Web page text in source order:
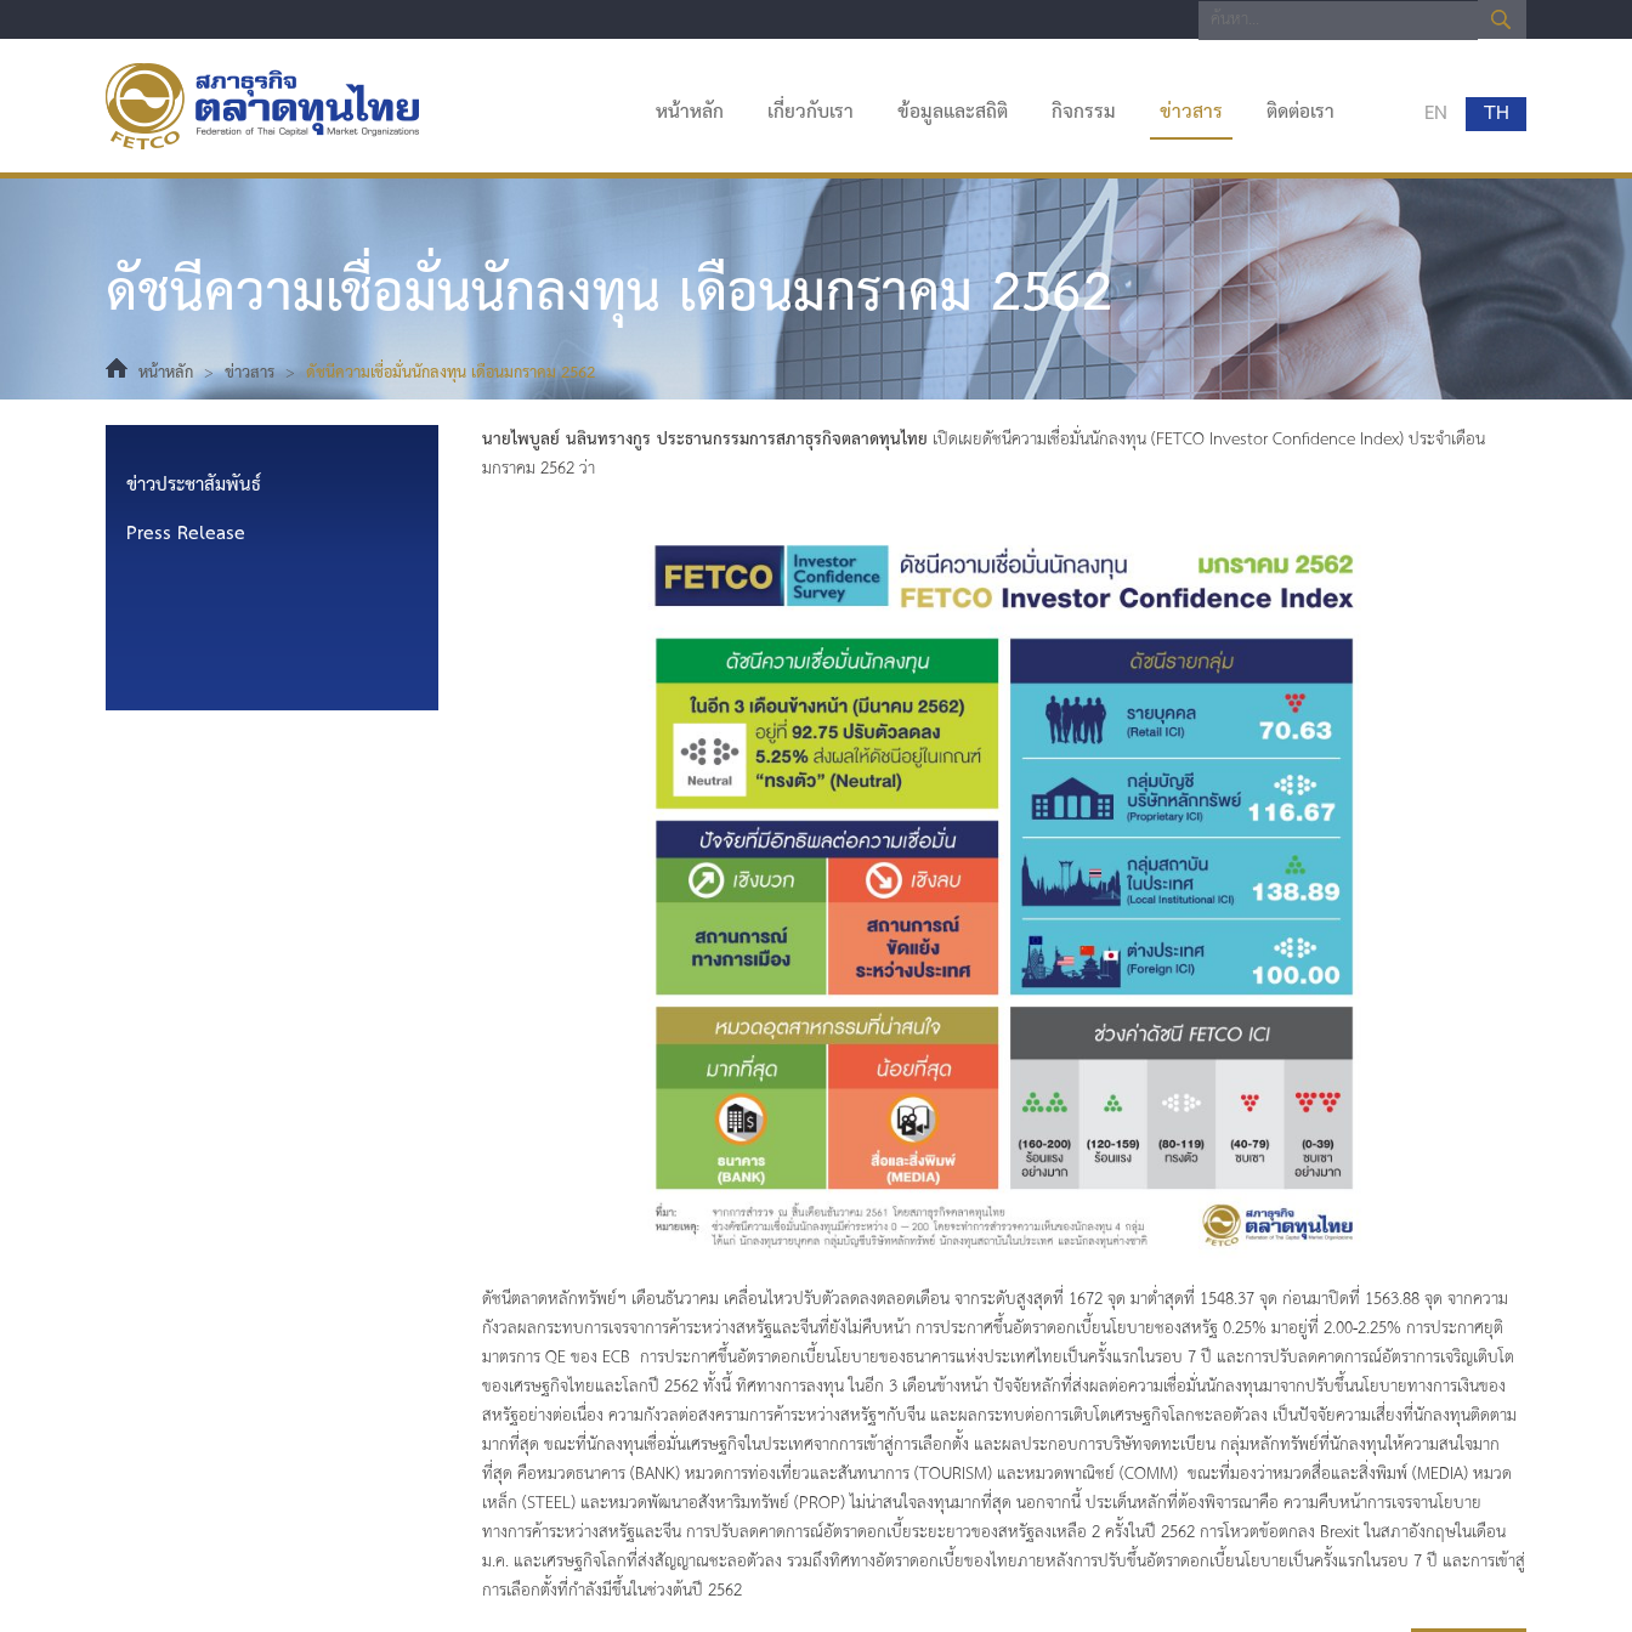
หน้าหลัก เกี่ยวกับเรา ข้อมูลและสถิติ กิจกรรม ข่าวสาร ติดต่อเรา EN TH
ข่าวประชาสัมพันธ์
Press Release
ดัชนีความเชื่อมั่นนักลงทุน เดือนมกราคม 2562
หน้าหลัก>ข่าวสาร> ดัชนีความเชื่อมั่นนักลงทุน เดือนมกราคม 2562
นายไพบูลย์ นลินทรางกูร ประธานกรรมการสภาธุรกิจตลาดทุนไทย เปิดเผยดัชนีความเชื่อมั่นนักลงทุน (FETCO Investor Confidence Index) ประจำเดือน
มกราคม 2562 ว่า
ดัชนีตลาดหลักทรัพย์ฯ เดือนธันวาคม เคลื่อนไหวปรับตัวลดลงตลอดเดือน จากระดับสูงสุดที่ 1672 จุด มาต่ำสุดที่ 1548.37 จุด ก่อนมาปิดที่ 1563.88 จุด จากความ
กังวลผลกระทบการเจรจาการค้าระหว่างสหรัฐและจีนที่ยังไม่คืบหน้า การประกาศขึ้นอัตราดอกเบี้ยนโยบายชองสหรัฐ 0.25% มาอยู่ที่ 2.00-2.25% การประกาศยุติ
มาตรการ QE ของ ECB การประกาศขึ้นอัตราดอกเบี้ยนโยบายของธนาคารแห่งประเทศไทยเป็นครั้งแรกในรอบ 7 ปี และการปรับลดคาดการณ์อัตราการเจริญเติบโต
ของเศรษฐกิจไทยและโลกปี 2562 ทั้งนี้ ทิศทางการลงทุน ในอีก 3 เดือนข้างหน้า ปัจจัยหลักที่ส่งผลต่อความเชื่อมั่นนักลงทุนมาจากปรับขึ้นนโยบายทางการเงินของ
สหรัฐอย่างต่อเนื่อง ความกังวลต่อสงครามการค้าระหว่างสหรัฐฯกับจีน และผลกระทบต่อการเติบโตเศรษฐกิจโลกชะลอตัวลง เป็นปัจจัยความเสี่ยงที่นักลงทุนติดตาม
มากที่สุด ขณะที่นักลงทุนเชื่อมั่นเศรษฐกิจในประเทศจากการเข้าสู่การเลือกตั้ง และผลประกอบการบริษัทจดทะเบียน กลุ่มหลักทรัพย์ที่นักลงทุนให้ความสนใจมาก
ที่สุด คือหมวดธนาคาร (BANK) หมวดการท่องเที่ยวและสันทนาการ (TOURISM) และหมวดพาณิชย์ (COMM) ขณะที่มองว่าหมวดสื่อและสิ่งพิมพ์ (MEDIA) หมวด
เหล็ก (STEEL) และหมวดพัฒนาอสังหาริมทรัพย์ (PROP) ไม่น่าสนใจลงทุนมากที่สุด นอกจากนี้ ประเด็นหลักที่ต้องพิจารณาคือ ความคืบหน้าการเจรจานโยบาย
ทางการค้าระหว่างสหรัฐและจีน การปรับลดคาดการณ์อัตราดอกเบี้ยระยะยาวของสหรัฐลงเหลือ 2 ครั้งในปี 2562 การโหวตข้อตกลง Brexit ในสภาอังกฤษในเดือน
ม.ค. และเศรษฐกิจโลกที่ส่งสัญญาณชะลอตัวลง รวมถึงทิศทางอัตราดอกเบี้ยของไทยภายหลังการปรับขึ้นอัตราดอกเบี้ยนโยบายเป็นครั้งแรกในรอบ 7 ปี และการเข้าสู่
การเลือกตั้งที่กำลังมีขึ้นในช่วงต้นปี 2562